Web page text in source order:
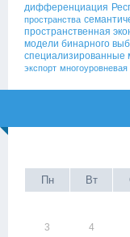
дифференциация
пространства
пространственная
модели бинарного
специализированные
экспорт многоуровневая
Пн
Вт
3 4